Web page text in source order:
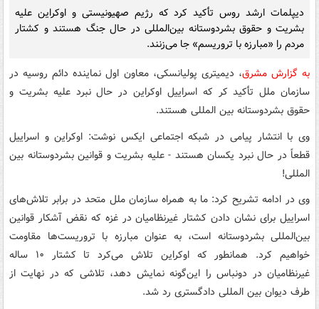
دیپلمات ارشد روس تأکید کرد که رژیم صهیونیستی و اوکراین علیه
بشریت و حقوق بشردوستانه بین‌المللی در حال جنگ هستند و کشتار
مردم را «مبارزه با تروریسم» جا می‌زنند.
به گزارش مشرق، دیمیتری پولیانسکی، معاون اول نماینده دائم روسیه در
سازمان ملل تأکید کر که اسراییل اوکراین در حال نبرد علیه بشریت و
حقوق بشردوستانه بین المللی هستند.
وی با انتشار پیامی در شبکه اجتماعی ایکس نوشت: اوکراین و اسراییل
قطعاً در حال نبرد یکسان هستند - علیه بشریت و قوانین بشردوستانه بین
المللی!
وی در ادامه تشریح کرد: ما به همراه سازمان ملل متحد در برابر تلاش‌های
اسراییل برای نشان دادن کشتار غیرنظامیان در غزه که نقض آشکار قوانین
بین‌المللی بشردوستانه است، به عنوان مبارزه با تروریست‌ها مقاومت
خواهیم کرد. همانطور که اوکراین تلاش می‌کرد تا کشتار ۱۰ ساله
غیرنظامیان در دونباس را این‌گونه نمایش دهد، تلاشی که در نهایت از
طرف دیوان بین المللی دادگستری رد شد.